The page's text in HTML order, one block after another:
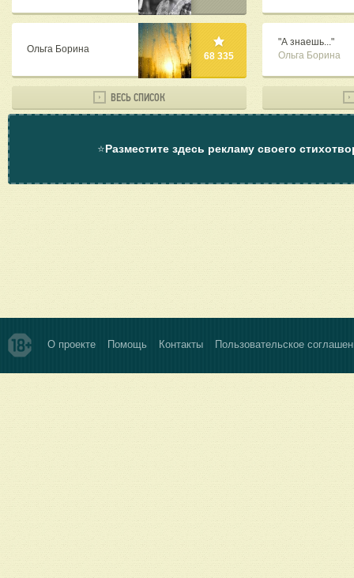
Ольга Борина
68 335
ВЕСЬ СПИСОК
"А знаешь..."
Ольга Борина
⭐Разместите здесь рекламу своего
О проекте Помощь Контакты Пользовательское